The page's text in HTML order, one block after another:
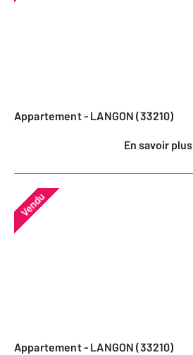
Appartement - LANGON (33210)
En savoir plus
Vendu
Appartement - LANGON (33210)